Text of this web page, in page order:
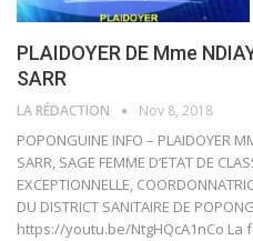
PLAIDOYER DE Mme
SARR
LA RÉDACTION Nov 8, 2018
POPONGUINE INFO – PLAIDOYER
SARR, SAGE FEMME D’ETAT DE
EXCEPTIONNELLE,
DU DISTRICT SANITAIRE DE
https://youtu.be/NtgHQcA1nCo